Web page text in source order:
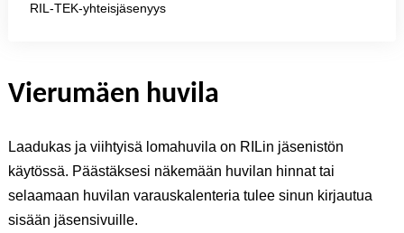
Vierumäen huvila
Laadukas ja viihtyisä lomahuvila on RILin jäsenistön
käytössä. Päästäksesi näkemään huvilan hinnat tai
selaamaan huvilan varauskalenteria tulee sinun kirjautua
sisään jäsensivuille.
RIL-TEK-yhteisjäsenyys